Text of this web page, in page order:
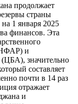
продолжает
страны
1 января 2025
финансов. Эта
и
значительно
составляет
почти в 14 раз
отражает
и